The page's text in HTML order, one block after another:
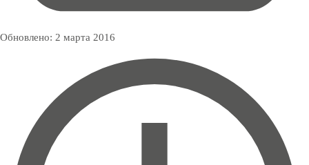
Обновлено: 2 марта 2016